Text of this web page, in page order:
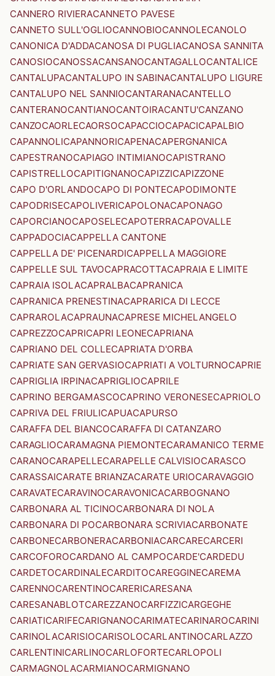
CANNERO RIVIERACANNETO PAVESE
CANNETO SULL'OGLIOCANNOBIOCANNOLECANOLO
CANONICA D'ADDACANOSA DI PUGLIACANOSA SANNITA
CANOSIOCANOSSACANSANOCANTAGALLOCANTALICE
CANTALUPACANTALUPO IN SABINACANTALUPO LIGURE
CANTALUPO NEL SANNIOCANTARANACANTELLO
CANTERANOCANTIANOCANTOIRACANTU'CANZANO
CANZOCAORLECAORSOCAPACCIOCAPACICAPALBIO
CAPANNOLICAPANNORICAPENACAPERGNANICA
CAPESTRANOCAPIAGO INTIMIANOCAPISTRANO
CAPISTRELLOCAPITIGNANOCAPIZZICAPIZZONE
CAPO D'ORLANDOCAPO DI PONTECAPODIMONTE
CAPODRISECAPOLIVERICAPOLONACAPONAGO
CAPORCIANOCAPOSELECAPOTERRACAPOVALLE
CAPPADOCIACAPPELLA CANTONE
CAPPELLA DE' PICENARDICAPPELLA MAGGIORE
CAPPELLE SUL TAVOCAPRACOTTACAPRAIA E LIMITE
CAPRAIA ISOLACAPRALBACAPRANICA
CAPRANICA PRENESTINACAPRARICA DI LECCE
CAPRAROLACAPRAUNACAPRESE MICHELANGELO
CAPREZZOCAPRICAPRI LEONECAPRIANA
CAPRIANO DEL COLLECAPRIATA D'ORBA
CAPRIATE SAN GERVASIOCAPRIATI A VOLTURNOCAPRIE
CAPRIGLIA IRPINACAPRIGLIOCAPRILE
CAPRINO BERGAMASCOCAPRINO VERONESECAPRIOLO
CAPRIVA DEL FRIULICAPUACAPURSO
CARAFFA DEL BIANCOCARAFFA DI CATANZARO
CARAGLIOCARAMAGNA PIEMONTECARAMANICO TERME
CARANOCARAPELLECARAPELLE CALVISIOCARASCO
CARASSAICARATE BRIANZACARATE URIOCARAVAGGIO
CARAVATECARAVINOCARAVONICACARBOGNANO
CARBONARA AL TICINOCARBONARA DI NOLA
CARBONARA DI POCARBONARA SCRIVIACARBONATE
CARBONECARBONERACARBONIACARCARECARCERI
CARCOFOROCARDANO AL CAMPOCARDE'CARDEDU
CARDETOCARDINALECARDITOCAREGGINECAREMA
CARENNOCARENTINOCARERICARESANA
CARESANABLOTCAREZZANOCARFIZZICARGEGHE
CARIATICARIFECARIGNANOCARIMATECARINAROCARINI
CARINOLACARISIOCARISOLOCARLANTINOCARLAZZO
CARLENTINICARLINOCARLOFORTECARLOPOLI
CARMAGNOLACARMIANOCARMIGNANO